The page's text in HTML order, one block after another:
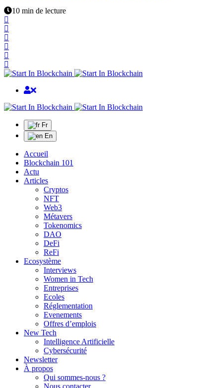
10 min de lecture
Fr
En
Accueil
Blockchain 101
Actu
Articles
Cryptos
NFT
Web3
Métavers
Tokenomics
DAO
DeFi
ReFi
Ecosystème
Interviews
Women in Tech
Entreprises
Ecoles
Réglementation
Evenements
Offres d’emplois
New Tech
Intelligence Artificielle
Cybersécurité
Newsletter
À propos
Qui sommes-nous ?
Nous contacter